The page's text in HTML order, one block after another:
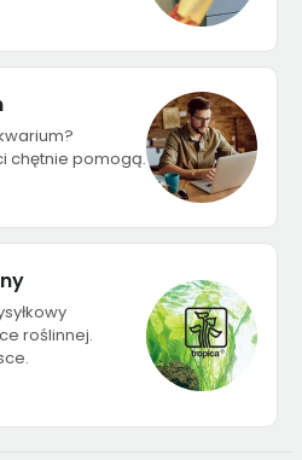
chętnie pomogą.
roślinnej.